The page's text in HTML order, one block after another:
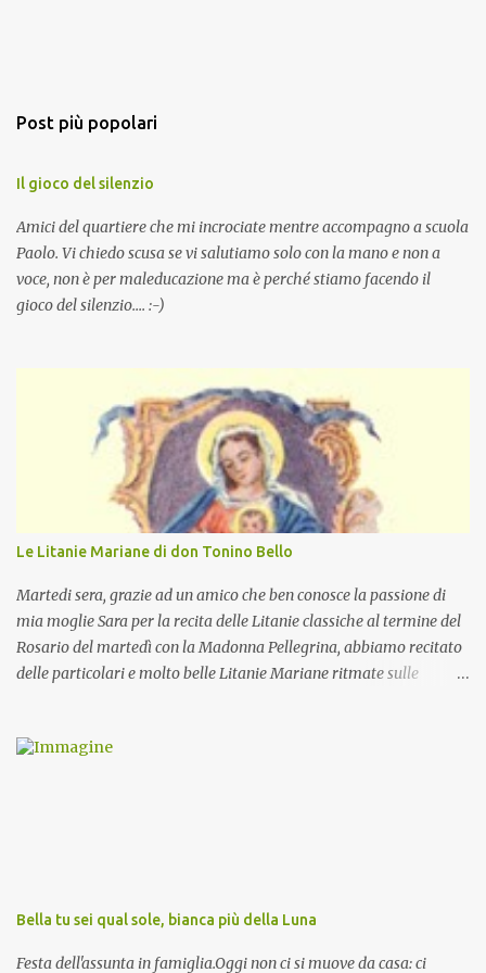
Post più popolari
Il gioco del silenzio
Amici del quartiere che mi incrociate mentre accompagno a scuola
Paolo. Vi chiedo scusa se vi salutiamo solo con la mano e non a
voce, non è per maleducazione ma è perché stiamo facendo il
gioco del silenzio.... :-)
Le Litanie Mariane di don Tonino Bello
Martedi sera, grazie ad un amico che ben conosce la passione di
mia moglie Sara per la recita delle Litanie classiche al termine del
Rosario del martedì con la Madonna Pellegrina, abbiamo recitato
delle particolari e molto belle Litanie Mariane ritmate sulle
preghiera.
Bella tu sei qual sole, bianca più della Luna
Festa dell'assunta in famiglia.Oggi non ci si muove da casa: ci